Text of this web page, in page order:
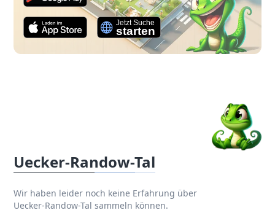
Uecker-Randow-Tal
Wir haben leider noch keine Erfahrung über
Uecker-Randow-Tal sammeln können.